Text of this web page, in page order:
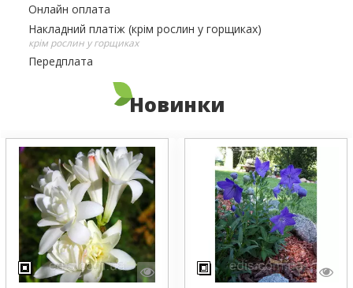
Онлайн оплата
Накладний платіж (крім рослин у горщиках)
крім рослин у горщиках
Передплата
Новинки